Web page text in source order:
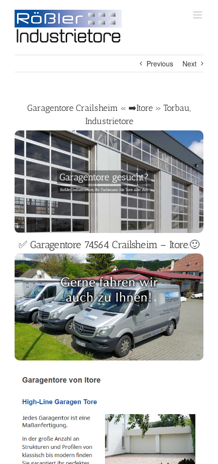
content
Previous Next
Garagentore Crailsheim « ➡️Itore » Torbau,
Industrietore
✅ Garagentore 74564 Crailsheim – Itore.🙂